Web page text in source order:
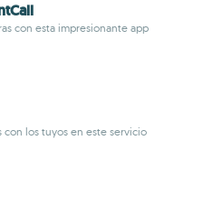
con esta impresionante app
con los tuyos en este servicio